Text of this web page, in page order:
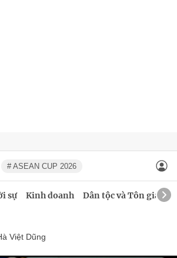
# ASEAN CUP 2026
sự Kinh doanh Dân tộc và Tôn giáo
Việt Dũng